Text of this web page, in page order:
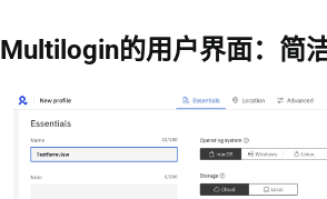
Multilogin的用户界面：简